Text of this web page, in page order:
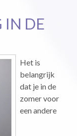
IN DE
Het is
belangrijk
dat je in de
zomer voor
een andere